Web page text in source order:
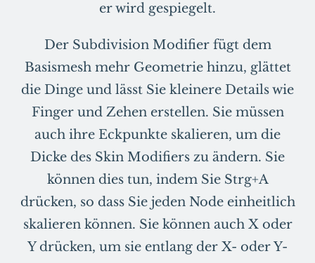
er wird gespiegelt.
Der Subdivision Modifier fügt dem
Basismesh mehr Geometrie hinzu, glättet
die Dinge und lässt Sie kleinere Details wie
Finger und Zehen erstellen. Sie müssen
auch ihre Eckpunkte skalieren, um die
Dicke des Skin Modifiers zu ändern. Sie
können dies tun, indem Sie Strg+A
drücken, so dass Sie jeden Node einheitlich
skalieren können. Sie können auch X oder
Y drücken, um sie entlang der X- oder Y-